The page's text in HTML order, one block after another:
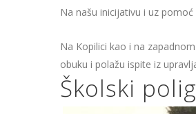
Na našu inicijativu i uz
Na Kopilici kao i na
obuku i polažu ispite iz
Školski